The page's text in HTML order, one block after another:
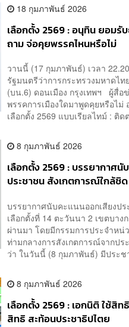
18 กุมภาพันธ์ 2026
เลือกตั้ง 2569 : อนุทิน​ ยอม
ถาม​ จ่อคุยพรรคไหนหรือไม่​
วานนี้ (17 กุมภาพันธ์) เวลา
รัฐมนตรีว่าการกระทรวงมหาดไ
(บน.6) ดอนเมือง กรุงเทพฯ ผู้สื่
พรรคการเมืองใดมาพูดคุยหรือไ
เลือกตั้ง 2569 แบบเรียลไทม์ : ติด
8 กุมภาพันธ์ 2026
เลือกตั้ง 2569 : บรรยากาศ
ประชาชน สังเกตการณ์ใกล้ชิด
บรรยากาศนับคะแนนออกเสียงป
เลือกตั้งที่ 14 ตะวันนา 2 เขตบาง
ผ่านมา โดยมีกรรมการประจำห
ท่ามกลางการสังเกตการณ์จาก
ว่า ในวันนี้ (8 กุมภาพันธ์) มีประ
8 กุมภาพันธ์ 2026
เลือกตั้ง 2569 : เอกนิติ ใช้สิ
สิทธิ สะท้อนประชาธิปไตย